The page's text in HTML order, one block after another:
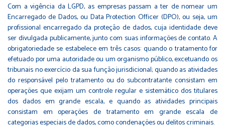
Com a vigência da LGPD, as empresas passam a ter de nomear um
Encarregado de Dados, ou Data Protection Officer (DPO), ou seja, um
profissional encarregado da proteção de dados, cuja identidade deve
ser divulgada publicamente, junto com suas informações de contato. A
obrigatoriedade se estabelece em três casos: quando o tratamento for
efetuado por uma autoridade ou um organismo público, excetuando os
tribunais no exercício da sua função jurisdicional; quando as atividades
do responsável pelo tratamento ou do subcontratante consistam em
operações que exijam um controle regular e sistemático dos titulares
dos dados em grande escala, e quando as atividades principais
consistam em operações de tratamento em grande escala de
categorias especiais de dados, como condenações ou delitos criminais.